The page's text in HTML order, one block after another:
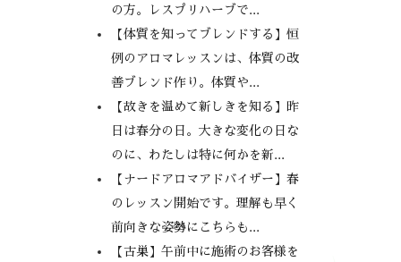
の方。レスプリハーブで...
【体質を知ってブレンドする】恒
例のアロマレッスンは、体質の改
善ブレンド作り。体質や...
【故きを温めて新しきを知る】昨
日は春分の日。大きな変化の日な
のに、わたしは特に何かを新...
【ナードアロマアドバイザー】春
のレッスン開始です。理解も早く
前向きな姿勢にこちらも...
【古巣】午前中に施術のお客様を